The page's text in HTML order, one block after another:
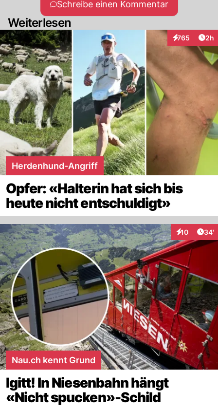
Schreibe einen Kommentar
Weiterlesen
765
Interaktionen
2h
Herdenhund-Angriff
Opfer: «Halterin hat sich bis
heute nicht entschuldigt»
10
Interaktionen
34'
Nau.ch kennt Grund
Igitt! In Niesenbahn hängt
«Nicht spucken»-Schild